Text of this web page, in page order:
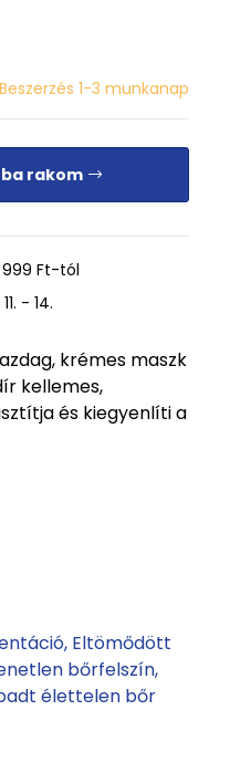
Beszerzés 1-3 munkanap
rakom
Ft-tól
- 14.
krémes maszk
kellemes,
és kiegyenlíti a
Eltömődött
bőrfelszín
élettelen bőr